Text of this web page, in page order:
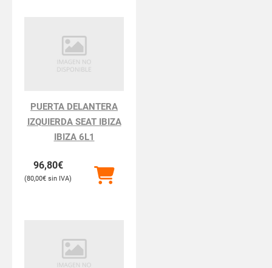
PUERTA DELANTERA
IZQUIERDA SEAT IBIZA
IBIZA 6L1
96,80€
80,00€